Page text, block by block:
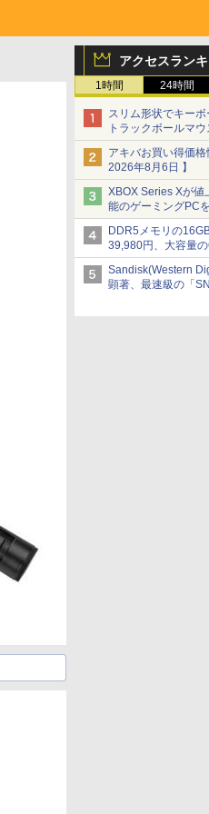
アクセスラン
1時間 24時間
スリム形状でキー
トラックボールマ
Keychronから
アキバお買い得価格
2026年8月6日 】
XBOX Series Xが値
能のゲーミングPC
【石田賀津男の『
DDR5メモリの
39,980円、大容量
[8月前半のメモリ
Sandisk(Western
顕著、最速級の「